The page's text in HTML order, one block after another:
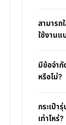
สามารถ
ใช้งานแ
มีข้อจำกั
หรือไม่?
กระเป๋า
เท่าไหร่?